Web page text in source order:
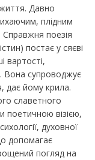
Давно
плідним
поезія
постає у сяєві
вартості,
Вона супроводжує
дає йому крила.
славетного
поетичною візією,
духовної
допомагає
погляд на